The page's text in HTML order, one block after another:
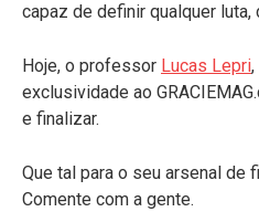
capaz de definir qualquer
Hoje, o professor Lucas Lepri
exclusividade ao
e finalizar.
Que tal para o seu arsenal de
Comente com a gente.